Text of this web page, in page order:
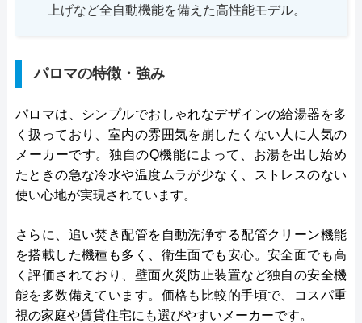
上げなど全自動機能を備えた高性能モデル。
パロマの特徴・強み
パロマは、シンプルでおしゃれなデザインの給湯器を多
く扱っており、室内の雰囲気を崩したくない人に人気の
メーカーです。独自のQ機能によって、お湯を出し始め
たときの急な冷水や温度ムラが少なく、ストレスのない
使い心地が実現されています。
さらに、追い焚き配管を自動洗浄する配管クリーン機能
を搭載した機種も多く、衛生面でも安心。安全面でも高
く評価されており、壁面火災防止装置など独自の安全機
能を多数備えています。価格も比較的手頃で、コスパ重
視の家庭や賃貸住宅にも選びやすいメーカーです。